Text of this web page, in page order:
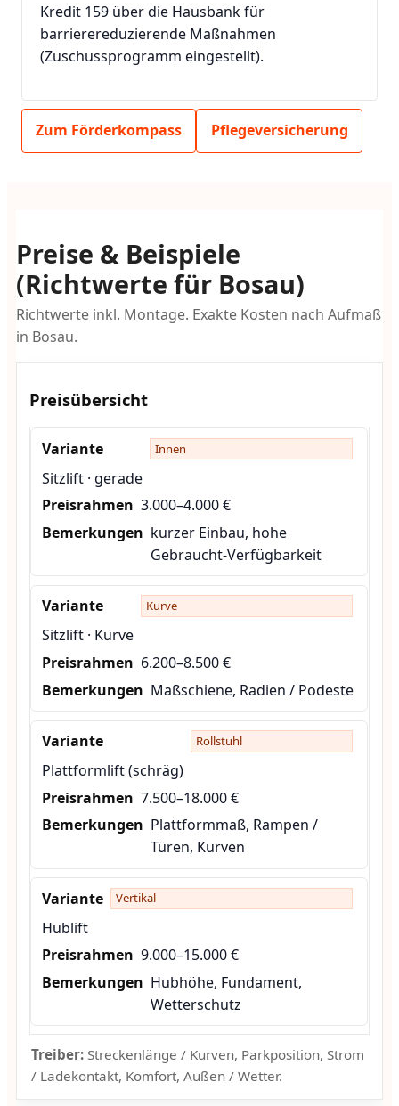
Kredit 159 über die Hausbank für
barrierereduzierende Maßnahmen
(Zuschussprogramm eingestellt).
Zum Förderkompass Pflegeversicherung
Preise & Beispiele
(Richtwerte für Bosau)
Richtwerte inkl. Montage. Exakte Kosten nach Aufmaß
in Bosau.
Preisübersicht
Innen
Sitzlift · gerade
3.000–4.000 €
kurzer Einbau, hohe
Gebraucht-Verfügbarkeit
Kurve
Sitzlift · Kurve
6.200–8.500 €
Maßschiene, Radien / Podeste
Rollstuhl
Plattformlift (schräg)
7.500–18.000 €
Plattformmaß, Rampen /
Türen, Kurven
Vertikal
Hublift
9.000–15.000 €
Hubhöhe, Fundament,
Wetterschutz
Treiber:Streckenlänge / Kurven, Parkposition, Strom
/ Ladekontakt, Komfort, Außen / Wetter.